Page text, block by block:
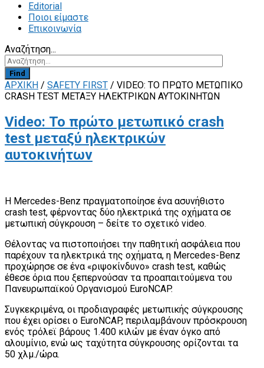
Editorial
Ποιοι είμαστε
Επικοινωνία
Αναζήτηση...
Find
ΑΡΧΙΚΗ / SAFETY FIRST / VIDEO: ΤΟ ΠΡΏΤΟ ΜΕΤΩΠΙΚΌ
CRASH TEST ΜΕΤΑΞΎ ΗΛΕΚΤΡΙΚΏΝ ΑΥΤΟΚΙΝΉΤΩΝ
Video: Το πρώτο μετωπικό crash
test μεταξύ ηλεκτρικών
αυτοκινήτων
Η Mercedes-Benz πραγματοποίησε ένα ασυνήθιστο
crash test, φέρνοντας δύο ηλεκτρικά της οχήματα σε
μετωπική σύγκρουση – δείτε το σχετικό video.
Θέλοντας να πιστοποιήσει την παθητική ασφάλεια που
παρέχουν τα ηλεκτρικά της οχήματα, η Mercedes-Benz
προχώρησε σε ένα «ριψοκίνδυνο» crash test, καθώς
έθεσε όρια που ξεπερνούσαν τα προαπαιτούμενα του
Πανευρωπαϊκού Οργανισμού EuroNCAP.
Συγκεκριμένα, οι προδιαγραφές μετωπικής σύγκρουσης
που έχει ορίσει ο EuroNCAP, περιλαμβάνουν πρόσκρουση
ενός τρόλεϊ βάρους 1.400 κιλών με έναν όγκο από
αλουμίνιο, ενώ ως ταχύτητα σύγκρουσης ορίζονται τα
50 χλμ./ώρα.